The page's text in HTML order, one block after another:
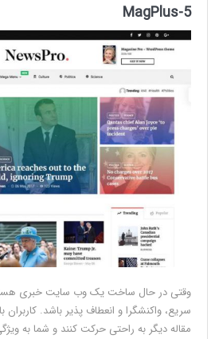
MagPlus-5
وقتی در حال ساخت یک وب سایت خبری
سریع، واکنشگرا و انعطاف پذیر باشد. کاربران
مقاله دیگر به راحتی حرکت کنند و شما به